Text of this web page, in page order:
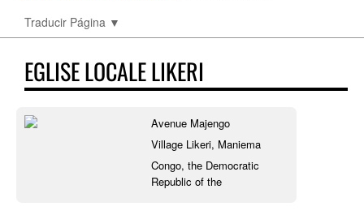
Traducir Página ▼
EGLISE LOCALE LIKERI
Avenue Majengo
Village Likeri, Maniema
Congo, the Democratic
Republic of the